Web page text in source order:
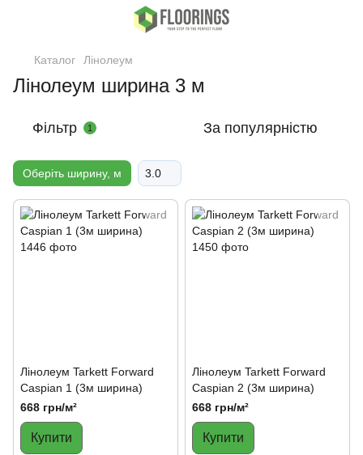
Каталог Лінолеум
Лінолеум ширина 3 м
Фільтр 1 За популярністю
Oберіть ширину, м 3.0
Лінолеум Tarkett Forward
Caspian 1 (3м ширина)
668 грн/м²
Купити
Лінолеум Tarkett Forward
Caspian 2 (3м ширина)
668 грн/м²
Купити